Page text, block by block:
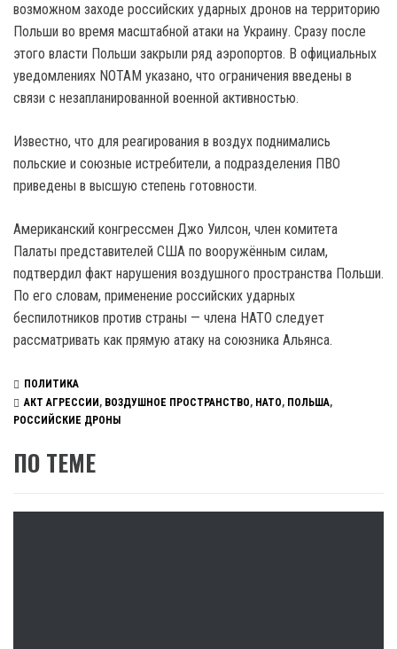
возможном заходе российских ударных дронов на территорию
Польши во время масштабной атаки на Украину. Сразу после
этого власти Польши закрыли ряд аэропортов. В официальных
уведомлениях NOTAM указано, что ограничения введены в
связи с незапланированной военной активностью.
Известно, что для реагирования в воздух поднимались
польские и союзные истребители, а подразделения ПВО
приведены в высшую степень готовности.
Американский конгрессмен Джо Уилсон, член комитета
Палаты представителей США по вооружённым силам,
подтвердил факт нарушения воздушного пространства Польши.
По его словам, применение российских ударных
беспилотников против страны — члена НАТО следует
рассматривать как прямую атаку на союзника Альянса.
ПОЛИТИКА
АКТ АГРЕССИИ , ВОЗДУШНОЕ ПРОСТРАНСТВО, НАТО, ПОЛЬША,
РОССИЙСКИЕ ДРОНЫ
ПО ТЕМЕ